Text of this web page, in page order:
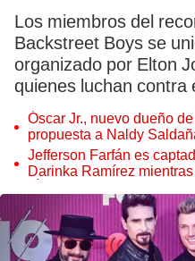
Los miembros del
Backstreet Boys se
organizado por Elton
quienes luchan contra
Óscar Jr., nuevo dueño
propuesta a Naldy
tocamientos
Jefferson Farfán es
Darinka Ramírez